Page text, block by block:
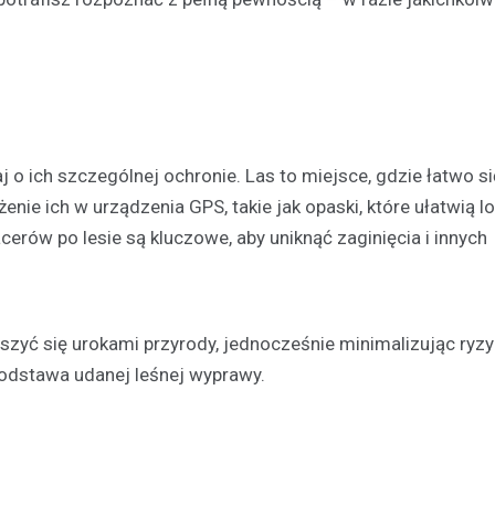
ich szczególnej ochronie. Las to miejsce, gdzie łatwo
ich w urządzenia GPS, takie jak opaski, które ułatwią
po lesie są kluczowe, aby uniknąć zaginięcia i innych
się urokami przyrody, jednocześnie minimalizując
udanej leśnej wyprawy.